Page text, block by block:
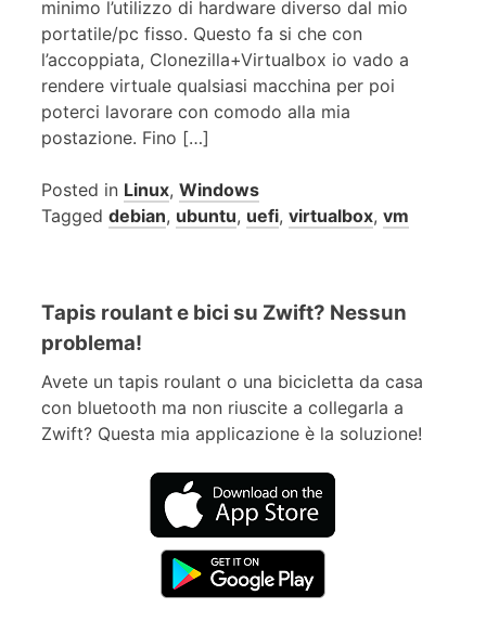
minimo l’utilizzo di hardware diverso dal mio
portatile/pc fisso. Questo fa si che con
l’accoppiata, Clonezilla+Virtualbox io vado a
rendere virtuale qualsiasi macchina per poi
poterci lavorare con comodo alla mia
postazione. Fino […]
Posted in Linux, Windows
Tagged debian, ubuntu, uefi, virtualbox, vm
Tapis roulant e bici su Zwift? Nessun
problema!
Avete un tapis roulant o una bicicletta da casa
con bluetooth ma non riuscite a collegarla a
Zwift? Questa mia applicazione è la soluzione!